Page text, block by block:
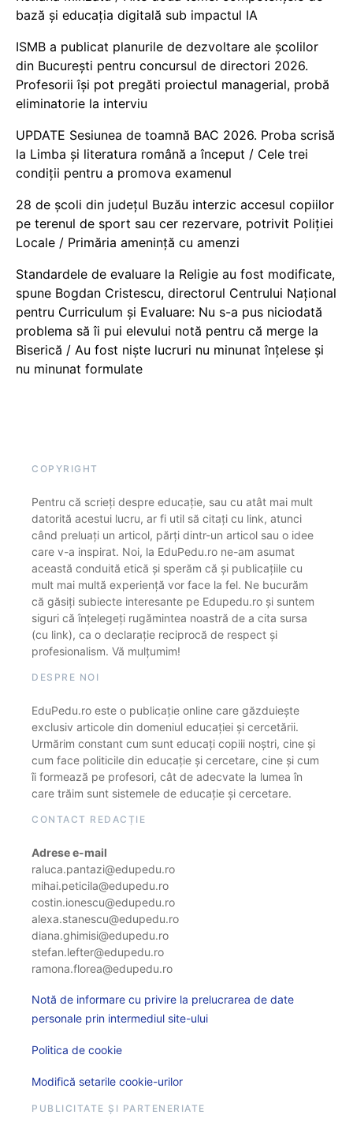
bază și educația digitală sub impactul IA
ISMB a publicat planurile de dezvoltare ale școlilor
din București pentru concursul de directori 2026.
Profesorii își pot pregăti proiectul managerial, probă
eliminatorie la interviu
UPDATE Sesiunea de toamnă BAC 2026. Proba scrisă
la Limba și literatura română a început / Cele trei
condiții pentru a promova examenul
28 de școli din județul Buzău interzic accesul copiilor
pe terenul de sport sau cer rezervare, potrivit Poliției
Locale / Primăria amenință cu amenzi
Standardele de evaluare la Religie au fost modificate,
spune Bogdan Cristescu, directorul Centrului Național
pentru Curriculum și Evaluare: Nu s-a pus niciodată
problema să îi pui elevului notă pentru că merge la
Biserică / Au fost niște lucruri nu minunat înțelese și
nu minunat formulate
COPYRIGHT
Pentru că scrieți despre educație, sau cu atât mai mult
datorită acestui lucru, ar fi util să citați cu link, atunci
când preluați un articol, părți dintr-un articol sau o idee
care v-a inspirat. Noi, la EduPedu.ro ne-am asumat
această conduită etică și sperăm că și publicațiile cu
mult mai multă experiență vor face la fel. Ne bucurăm
că găsiți subiecte interesante pe Edupedu.ro și suntem
siguri că înțelegeți rugămintea noastră de a cita sursa
(cu link), ca o declarație reciprocă de respect și
profesionalism. Vă mulțumim!
DESPRE NOI
EduPedu.ro este o publicație online care găzduiește
exclusiv articole din domeniul educației și cercetării.
Urmărim constant cum sunt educați copiii noștri, cine și
cum face politicile din educație și cercetare, cine și cum
îi formează pe profesori, cât de adecvate la lumea în
care trăim sunt sistemele de educație și cercetare.
CONTACT REDACȚIE
Adrese e-mail
raluca.pantazi@edupedu.ro
mihai.peticila@edupedu.ro
costin.ionescu@edupedu.ro
alexa.stanescu@edupedu.ro
diana.ghimisi@edupedu.ro
stefan.lefter@edupedu.ro
ramona.florea@edupedu.ro
Notă de informare cu privire la prelucrarea de date
personale prin intermediul site-ului
Politica de cookie
Modifică setarile cookie-urilor
PUBLICITATE ȘI PARTENERIATE